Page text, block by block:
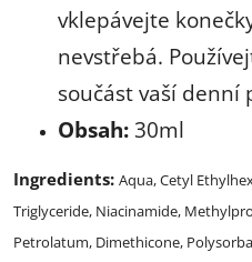
vklepávejte
nevstřebá.
součást vaší denní
Obsah: 30ml
Ingredients: Aqua, Cetyl
Triglyceride, Niacinamide,
Petrolatum, Dimethicone,